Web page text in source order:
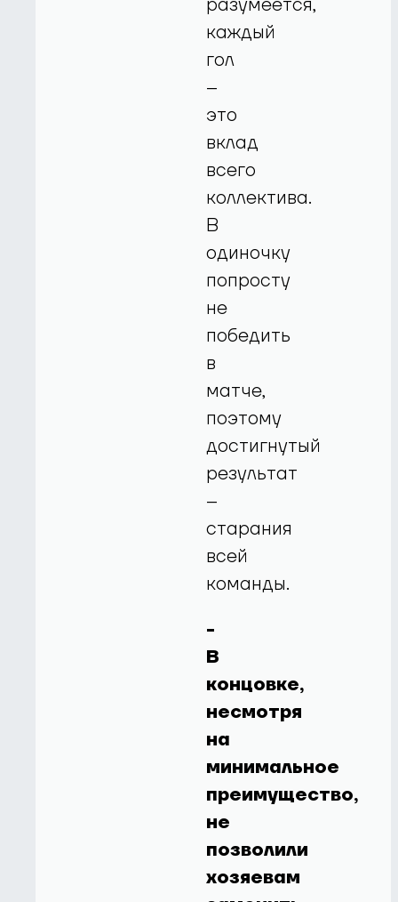
каждый
гол
–
это
вклад
всего
коллектива.
В
одиночку
попросту
не
победить
в
матче,
поэтому
достигнутый
результат
–
старания
всей
команды.
-
В
концовке,
несмотря
на
минимальное
преимущество,
не
позволили
хозяевам